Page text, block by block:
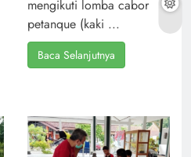
mengikuti lomba cabor
petanque (kaki ...
Baca Selanjutnya